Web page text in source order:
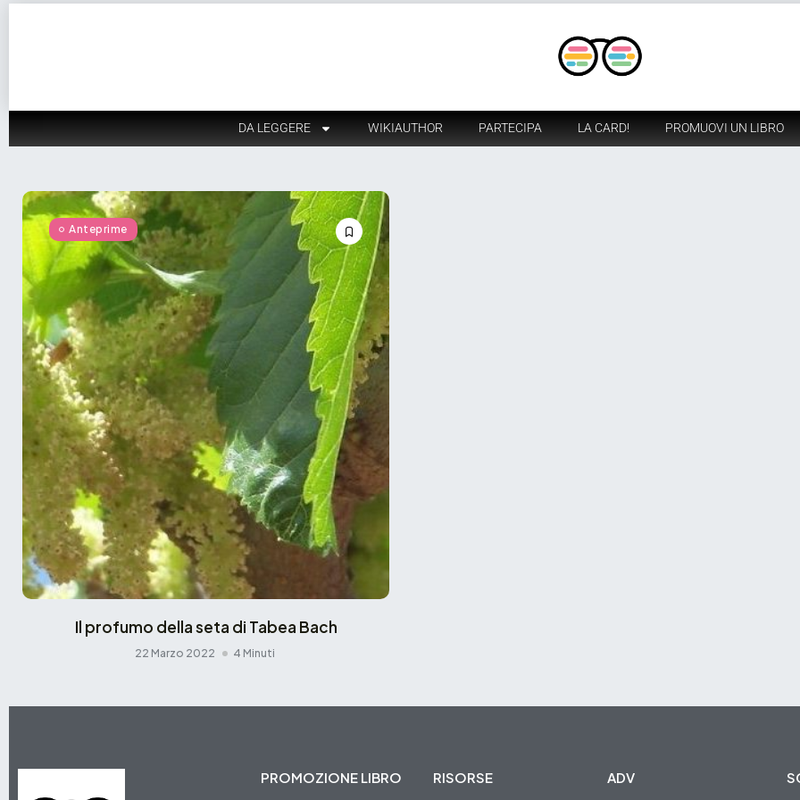
DA LEGGERE WIKIAUTHOR PARTECIPA LA CARD! PROMUOVI UN LIBRO
Anteprime
Il profumo della seta di Tabea Bach
22 Marzo 2022 4 Minuti
PROMOZIONE LIBRO RISORSE ADV